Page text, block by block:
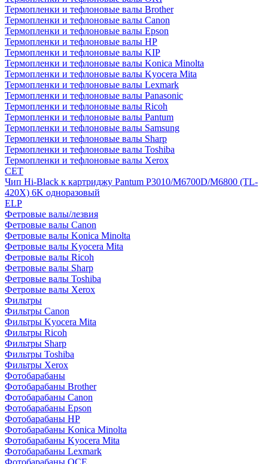
Термопленки и тефлоновые валы Brother
Термопленки и тефлоновые валы Canon
Термопленки и тефлоновые валы Epson
Термопленки и тефлоновые валы HP
Термопленки и тефлоновые валы KIP
Термопленки и тефлоновые валы Konica Minolta
Термопленки и тефлоновые валы Kyocera Mita
Термопленки и тефлоновые валы Lexmark
Термопленки и тефлоновые валы Panasonic
Термопленки и тефлоновые валы Ricoh
Термопленки и тефлоновые валы Pantum
Термопленки и тефлоновые валы Samsung
Термопленки и тефлоновые валы Sharp
Термопленки и тефлоновые валы Toshiba
Термопленки и тефлоновые валы Xerox
CET
Чип Hi-Black к картриджу Pantum P3010/M6700D/M6800 (TL-
420X) 6K одноразовый
ELP
Фетровые валы/лезвия
Фетровые валы Canon
Фетровые валы Konica Minolta
Фетровые валы Kyocera Mita
Фетровые валы Ricoh
Фетровые валы Sharp
Фетровые валы Toshiba
Фетровые валы Xerox
Фильтры
Фильтры Canon
Фильтры Kyocera Mita
Фильтры Ricoh
Фильтры Sharp
Фильтры Toshiba
Фильтры Xerox
Фотобарабаны
Фотобарабаны Brother
Фотобарабаны Canon
Фотобарабаны Epson
Фотобарабаны HP
Фотобарабаны Konica Minolta
Фотобарабаны Kyocera Mita
Фотобарабаны Lexmark
Фотобарабаны OCE